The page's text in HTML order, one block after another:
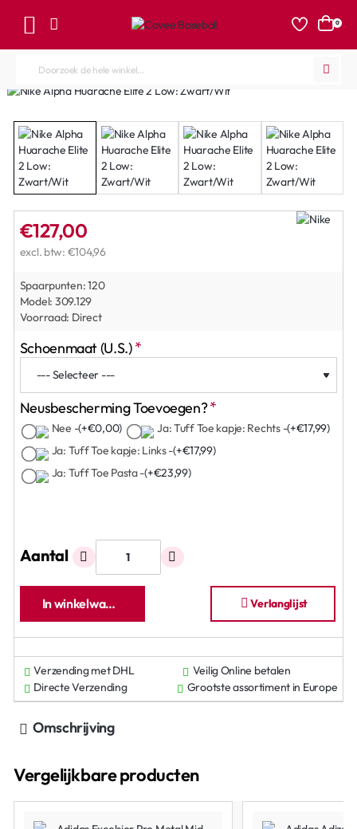
0
Doorzoek
de
winkel...
Spaarpunten:120
Model: 309.129
Voorraad: Direct
€127,00
excl. btw: €104,96
Schoenmaat (U.S.)
Neusbescherming Toevoegen?
Nee -(+€0,00) Ja: Tuff Toe kapje: Rechts -(+€17,99)
Ja: Tuff Toe kapje: Links -(+€17,99)
Ja: Tuff Toe Pasta -(+€23,99)
Aantal
In winkelwagen Verlanglijst
Verzending met DHL
Veilig Online betalen
Directe Verzending
Grootste assortiment in Europe
Omschrijving
Vergelijkbare producten